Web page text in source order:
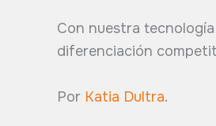
Con nuestra
diferenciación
Por Katia Dultra.